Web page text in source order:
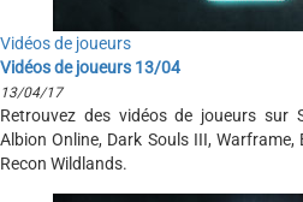
Vidéos de joueurs
Vidéos de joueurs 13/04
13/04/17
Retrouvez des vidéos de joueurs sur
Albion Online, Dark Souls III,
Recon Wildlands.